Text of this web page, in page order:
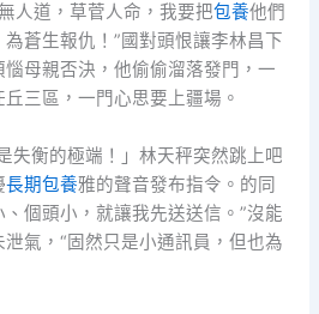
人道，草菅人命，我要把包養他們
蒼生報仇！”國對頭恨讓李林昌下
母親否決，他偷偷溜落發門，一
三區，一門心思要上疆場。
失衡的極端！」林天秤突然跳上吧
長期包養雅的聲音發布指令。的同
、個頭小，就讓我先送送信。”沒能
氣，“固然只是小通訊員，但也為